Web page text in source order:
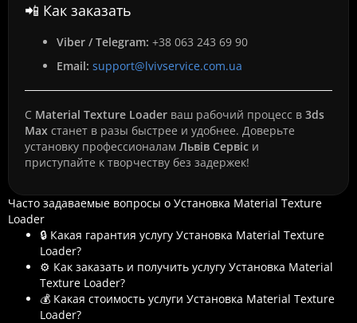
📲 Как заказать
Viber / Telegram: +38 063 243 69 90
Email: support@lvivservice.com.ua
С Material Texture Loader ваш рабочий процесс в 3ds
Max станет в разы быстрее и удобнее. Доверьте
установку профессионалам Львів Сервіс и
приступайте к творчеству без задержек!
Часто задаваемые вопросы о Установка Material Texture
Loader
🔒 Какая гарантия услугу Установка Material Texture
Loader?
⚙️ Как заказать и получить услугу Установка Material
Texture Loader?
💰 Какая стоимость услуги Установка Material Texture
Loader?